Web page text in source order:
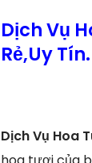
Dịch Vụ
Rẻ,Uy Tín.
Dịch Vụ Hoa